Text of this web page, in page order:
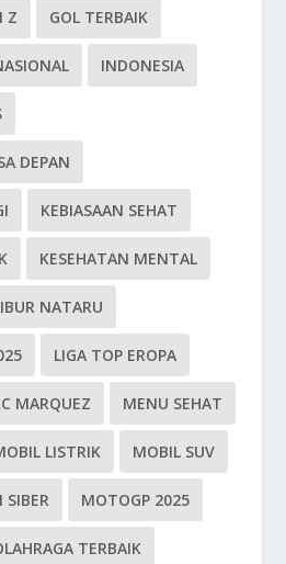
Z GOL TERBAIK
INDONESIA
DEPAN
KEBIASAAN SEHAT
KESEHATAN MENTAL
NATARU
LIGA TOP EROPA
MARQUEZ MENU SEHAT
LISTRIK MOBIL SUV
SIBER MOTOGP 2025
TERBAIK